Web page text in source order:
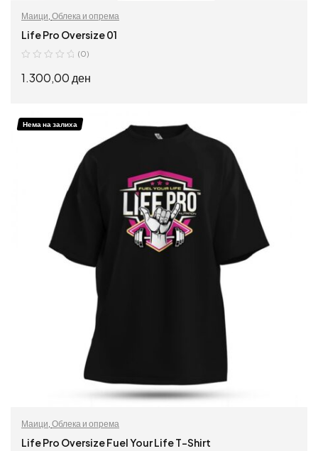
Маици Облека и опрема
Life Pro Oversize 01
(0)
1.300,00ден
ИЗБЕРИ ОПЦИИ
Нема на залиха
Маици, Облека и опрема
Life Pro Oversize Fuel Your Life T-Shirt